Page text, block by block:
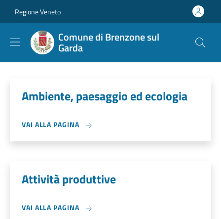
Regione Veneto
Comune di Brenzone sul
Garda
Ambiente, paesaggio ed ecologia
VAI ALLA PAGINA
Attività produttive
VAI ALLA PAGINA